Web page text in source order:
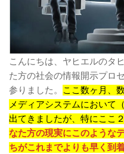
こんにちは、ヤヒエルのタ
た方の社会の情報開示プロ
参りました。
ここ数ヶ月、
メディアシステムにおいて
出てきましたが、特にここ
なた方の現実にこのような
ちがこれまでよりも早く到